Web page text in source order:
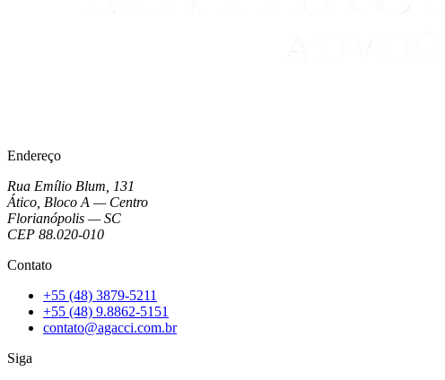
Endereço
Rua Emílio Blum, 131
Ático, Bloco A — Centro
Florianópolis — SC
CEP 88.020-010
Contato
+55 (48) 3879-5211
+55 (48) 9.8862-5151
contato@agacci.com.br
Siga